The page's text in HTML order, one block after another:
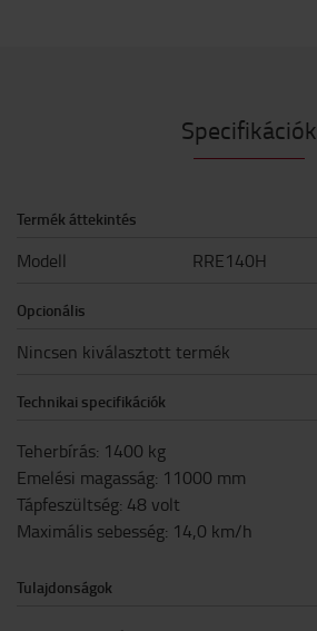
Specifikációk
Termék áttekintés
Modell RRE140H
Opcionális
Nincsen kiválasztott termék
Technikai specifikációk
Teherbírás: 1400 kg
Emelési magasság: 11000 mm
Tápfeszültség: 48 volt
Maximális sebesség: 14,0 km/h
Tulajdonságok